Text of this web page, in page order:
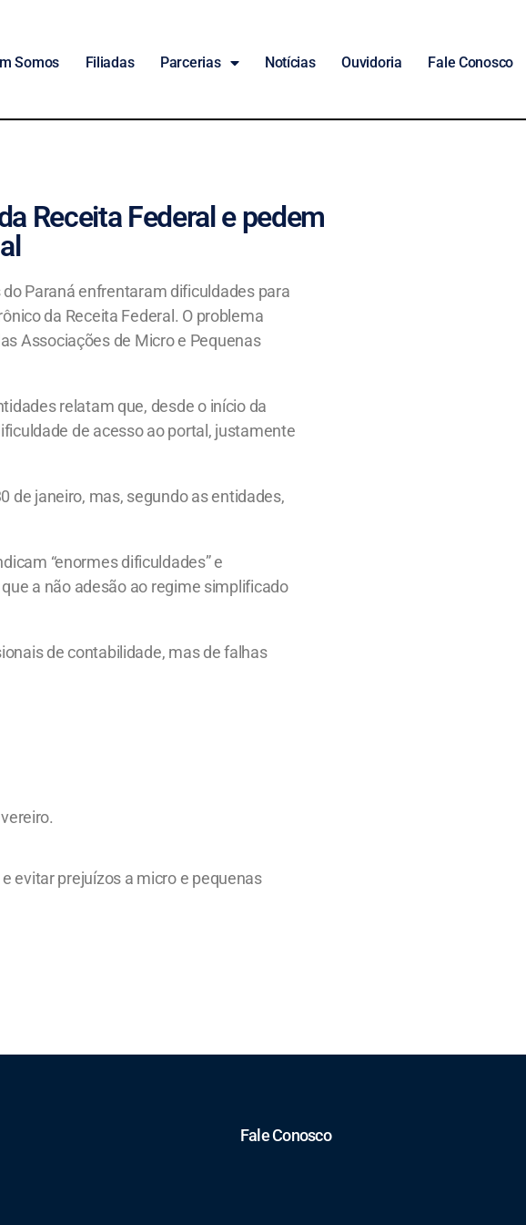
Somos Filiadas Parcerias Notícias Ouvidoria Fale Conosco
Receita Federal e pedem
Paraná enfrentaram dificuldades para
da Receita Federal. O problema
Associações de Micro e Pequenas
relatam que, desde o início da
de acesso ao portal, justamente
de janeiro, mas, segundo as entidades,
“enormes dificuldades” e
a não adesão ao regime simplificado
de contabilidade, mas de falhas
evitar prejuízos a micro e pequenas
Fale Conosco